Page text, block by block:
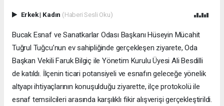
Erkek| Kadın (Haberi Sesli Oku)
Bucak Esnaf ve Sanatkarlar Odası Başkanı Hüseyin Mücahit
Tuğrul Tuğcu’nun ev sahipliğinde gerçekleşen ziyarete, Oda
Başkan Vekili Faruk Bilgiç ile Yönetim Kurulu Üyesi Ali Besdilli
de katıldı. İlçenin ticari potansiyeli ve esnafın geleceğe yönelik
altyapı ihtiyaçlarının konuşulduğu ziyarette, ilçe protokolü ile
esnaf temsilcileri arasında karşılıklı fikir alışverişi gerçekleştirildi.